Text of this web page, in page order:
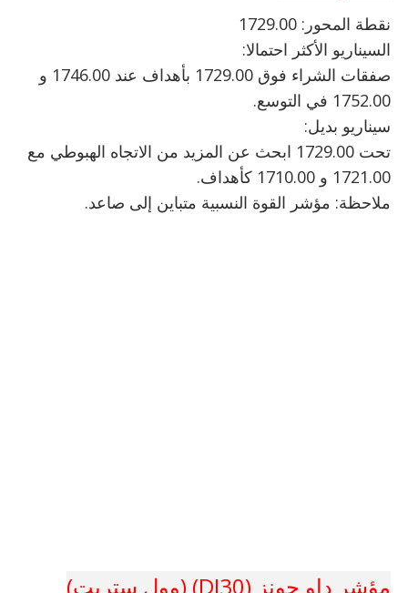
نقطة المحور: 1729.00
السيناريو الأكثر احتمالا:
صفقات الشراء فوق 1729.00 بأهداف عند 1746.00 و
1752.00 في التوسع.
سيناريو بديل:
تحت 1729.00 ابحث عن المزيد من الاتجاه الهبوطي مع
1721.00 و 1710.00 كأهداف.
ملاحظة: مؤشر القوة النسبية متباين إلى صاعد.
مؤشر داو جونز (DJ30) (وول ستريت)